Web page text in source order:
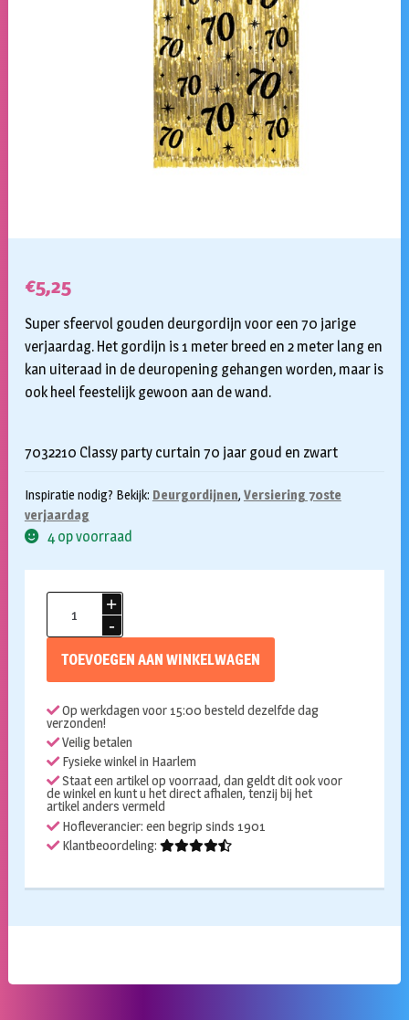
€5,25
Super sfeervol gouden deurgordijn voor een 70 jarige
verjaardag. Het gordijn is 1 meter breed en 2 meter lang en
kan uiteraad in de deuropening gehangen worden, maar is
ook heel feestelijk gewoon aan de wand.
7032210 Classy party curtain 70 jaar goud en zwart
Inspiratie nodig? Bekijk: Deurgordijnen, Versiering 70ste
verjaardag
4 op voorraad
Deurgordijn
aantal
TOEVOEGEN AAN WINKELWAGEN
Op werkdagen voor 15:00 besteld dezelfde dag
verzonden!
Veilig betalen
Fysieke winkel in Haarlem
Staat een artikel op voorraad, dan geldt dit ook voor
de winkel en kunt u het direct afhalen, tenzij bij het
artikel anders vermeld
Hofleverancier: een begrip sinds 1901
Klantbeoordeling: